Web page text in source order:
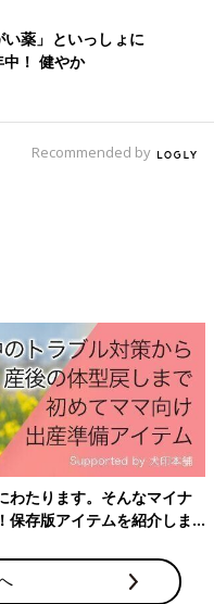
い薬」といっしょに
中！ 健やか
Recommended by
わたります。そんなマイナ
保存版アイテムを紹介しま